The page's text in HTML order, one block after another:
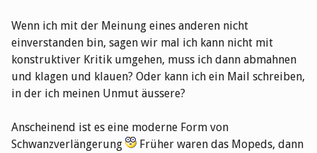
Wenn ich mit der Meinung eines anderen nicht
einverstanden bin, sagen wir mal ich kann nicht mit
konstruktiver Kritik umgehen, muss ich dann abmahnen
und klagen und klauen? Oder kann ich ein Mail schreiben,
in der ich meinen Unmut äussere?
Anscheinend ist es eine moderne Form von
Schwanzverlängerung
Früher waren das Mopeds, dann